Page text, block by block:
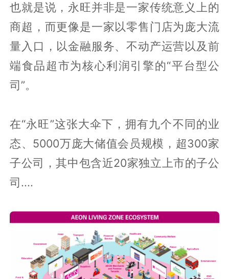
也就是说，永旺并非是一家传统意义上的
商超，而更像是一家以零售门店为庞大流
量入口，以金融服务、不动产运营以及前
端食品超市为核心利润引擎的“平台型公
司”。
在“永旺”这张大伞下，拥有九个不同的业
态、5000万庞大储值会员规模，超300家
子公司，其中包含近20家独立上市的子公
司....